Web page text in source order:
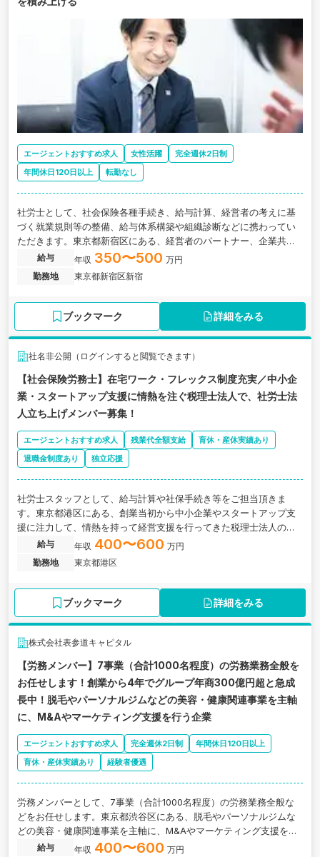
エージェントおすすめ求人 女性活躍
完全週休2日制
年間休日120日以上
転勤なし
社労士として、社会保険各種手続き、給与計算、経営者の考えに基
づく就業規則等の整備、給与体系構築や組織診断などに携わってい
ただきます。東京都新宿区にある、経営者のパートナー、企業共に
経営課題に取り組む社労士法人の求人です。
給与 年収 350〜500 万円
勤務地
東京都新宿区新宿
ブックマーク 詳細をみる
社名非公開（ログインすると閲覧できます）
【社会保険労務士】在宅ワーク・フレックス制度充実／中小企
業・スタートアップ支援に情熱を注ぐ税理士法人で、社労士法
人立ち上げメンバー募集！
エージェントおすすめ求人 残業代全額支給
育休・産休実績あり
退職金制度あり
独立応援
社労士スタッフとして、給与計算や社保手続き等をご担当頂きま
す。東京都港区にある、創業当初から中小企業やスタートアップ支
援に注力して、情熱を持って経営支援を行ってきた税理士法人の求
人です。
給与 年収 400〜600 万円
勤務地
東京都港区
ブックマーク 詳細をみる
株式会社表参道キャピタル
【労務メンバー】7事業（合計1000名程度）の労務業務全般を
お任せします！創業から4年でグループ年商300億円超と急成
長中！脱毛やパーソナルジムなどの美容・健康関連事業を主軸
に、M&Aやマーケティング支援を行う企業
エージェントおすすめ求人 完全週休2日制
年間休日120日以上
育休・産休実績あり
経験者優遇
労務メンバーとして、7事業（合計1000名程度）の労務業務全般な
どをお任せします。東京都渋谷区にある、脱毛やパーソナルジムな
どの美容・健康関連事業を主軸に、M&Aやマーケティング支援を行
う企業の求人です。
給与 年収 400〜600 万円